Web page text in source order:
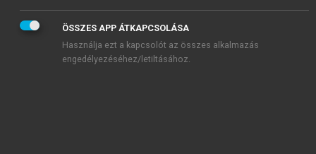
ÖSSZES APP ÁTKAPCSOLÁSA
Használja ezt a kapcsolót az összes alkalmazás
engedélyezéséhez/letiltásához.